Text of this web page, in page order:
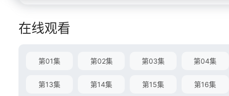
在线观看
第01集 第02集 第03集 第04集
第13集 第14集 第15集 第16集